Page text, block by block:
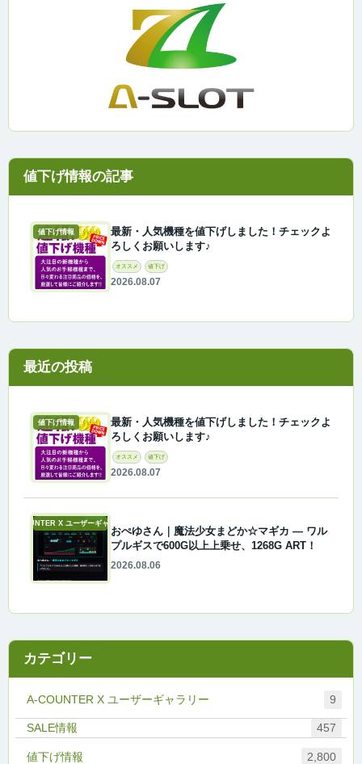
値下げ情報
最新・人気機種を値下げしました！チェックよ
ろしくお願いします♪
オススメ 値下げ
2026.08.07
最近の投稿
値下げ情報
最新・人気機種を値下げしました！チェックよ
ろしくお願いします♪
オススメ 値下げ
2026.08.07
A-COUNTER X ユーザーギャラリー
おぺゆさん｜魔法少女まどか☆マギカ ― ワル
プルギスで600G以上上乗せ、1268G ART！
2026.08.06
カテゴリー
A-COUNTER X ユーザーギャラリー 9
457
値下げ情報 2,800